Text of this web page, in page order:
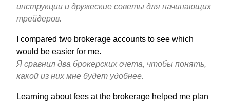
инструкции и дружеские советы для начинающих
трейдеров.
I compared two brokerage accounts to see which
would be easier for me.
Я сравнил два брокерских счета, чтобы понять,
какой из них мне будет удобнее.
Learning about fees at the brokerage helped me plan